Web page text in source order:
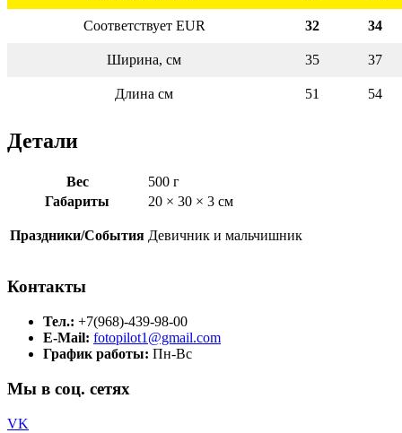
Соответствует EUR 32 34
Ширина, см 35 37
Длина см 51 54
Детали
Вес
500 г
Габариты
20 × 30 × 3 см
Праздники/События Девичник и мальчишник
Контакты
Тел.: +7(968)-439-98-00
E-Mail: fotopilot1@gmail.com
График работы: Пн-Вс
Мы в соц. сетях
VK